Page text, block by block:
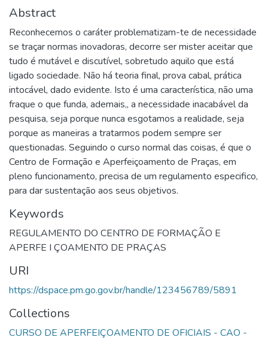
Abstract
Reconhecemos o caráter problematizam-te de necessidade
se traçar normas inovadoras, decorre ser mister aceitar que
tudo é mutável e discutível, sobretudo aquilo que está
ligado sociedade. Não há teoria final, prova cabal, prática
intocável, dado evidente. Isto é uma característica, não uma
fraque o que funda, ademais,, a necessidade inacabável da
pesquisa, seja porque nunca esgotamos a realidade, seja
porque as maneiras a tratarmos podem sempre ser
questionadas. Seguindo o curso normal das coisas, é que o
Centro de Formação e Aperfeiçoamento de Praças, em
pleno funcionamento, precisa de um regulamento especifico,
para dar sustentação aos seus objetivos.
Keywords
REGULAMENTO DO CENTRO DE FORMAÇÃO E
APERFE I ÇOAMENTO DE PRAÇAS
URI
https://dspace.pm.go.gov.br/handle/123456789/5891
Collections
CURSO DE APERFEIÇOAMENTO DE OFICIAIS - CAO -